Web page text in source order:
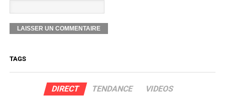
TAGS
DIRECT TENDANCE VIDEOS